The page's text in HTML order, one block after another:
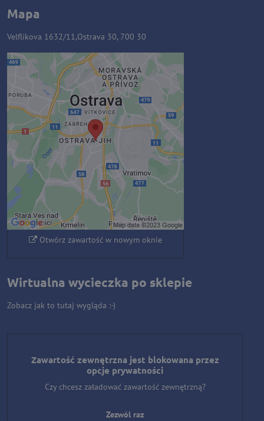
Mapa
Velflíkova 1632/11,Ostrava 30, 700 30
Zawartość zewnętrzna jest
blokowana przez opcje
prywatności
Czy chcesz załadować zawartość
zewnętrzną?
Zezwól raz
Zezwalaj zawsze - zgadzam się z
typem pliku cookie: Funkcjonalny
Otwórz zawartość w nowym oknie
Wirtualna wycieczka po sklepie
Zobacz jak to tutaj wygląda :-)
Zawartość zewnętrzna jest blokowana przez
opcje prywatności
Czy chcesz załadować zawartość zewnętrzną?
Zezwól raz